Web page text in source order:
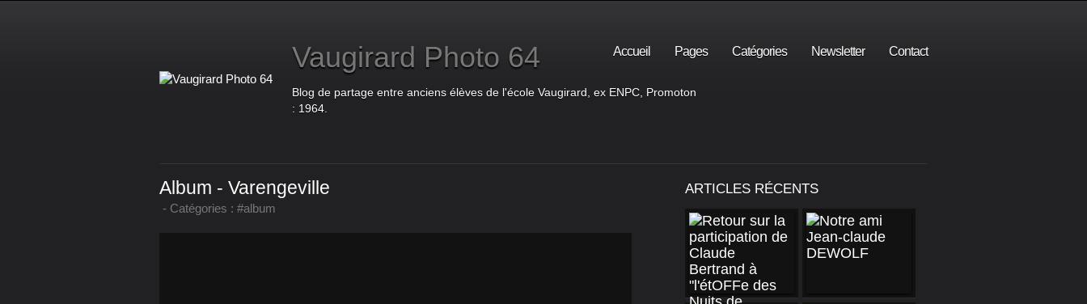
Vaugirard Photo 64
Blog de partage entre anciens élèves de l'école Vaugirard, ex ENPC, Promoton
: 1964.
Accueil Pages Catégories Newsletter Contact
Album - Varengeville
- Catégories : #album
ARTICLES RÉCENTS